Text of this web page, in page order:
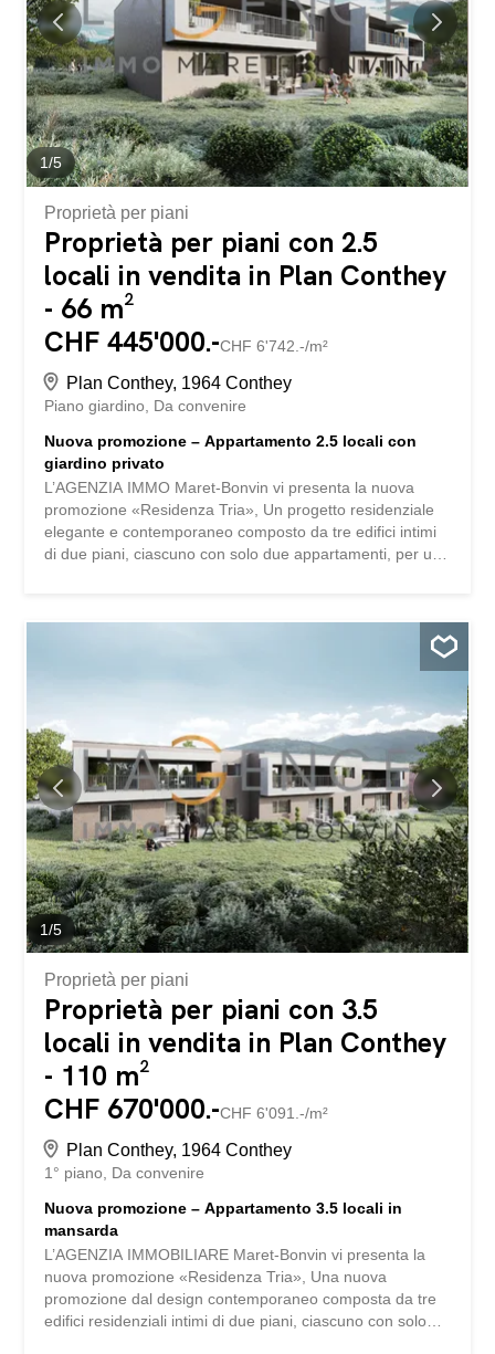
produire ou développer votre activité. Sécurisée, clôturée,
elle est prête à accueillir vos projets. Loyer : 1'400 CHF
par mois, avec option place de parc extérieure pour 60
CHF de plus. Ne manquez pas cette opportunité,
contactez-nous dès...
1/5
Proprietà per piani
Proprietà per piani con 2.5
locali in vendita in Plan Conthey
- 66 m²
CHF 445'000.-CHF 6'742.-/m²
Plan Conthey, 1964 Conthey
Piano giardino
Da convenire
Nuova promozione – Appartamento 2.5 locali con
giardino privato
L’AGENZIA IMMO Maret-Bonvin vi presenta la nuova
promozione «Residenza Tria», Un progetto residenziale
elegante e contemporaneo composto da tre edifici intimi
di due piani, ciascuno con solo due appartamenti, per un
con una grande terrazza e un giardino privato, esposto in
da Sion, questo immobile seduce per la sua posizione
strategica che unisce tranquillità residenziale, vicinanza
alle comodità e accesso rapido alle autostrade.
Distribuzione dell’immobile: • Ingresso con armadi a muro
• Bella e luminosa zona giorno che riunisce salotto e sala
da pranzo • Cucina aperta con design moderno,
completamente attrezzata • Camera da letto confortevole
e luminosa • Bagno moderno con doccia a pavimento...
1/5
Proprietà per piani
Proprietà per piani con 3.5
locali in vendita in Plan Conthey
- 110 m²
CHF 670'000.-CHF 6'091.-/m²
Plan Conthey, 1964 Conthey
1° piano
Da convenire
Nuova promozione – Appartamento 3.5 locali in
mansarda
L’AGENZIA IMMOBILIARE Maret-Bonvin vi presenta la
nuova promozione «Residenza Tria», Una nuova
promozione dal design contemporaneo composta da tre
edifici residenziali intimi di due piani, ciascuno con solo